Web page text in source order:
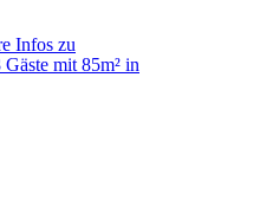
Infos zu
mit 85m² in